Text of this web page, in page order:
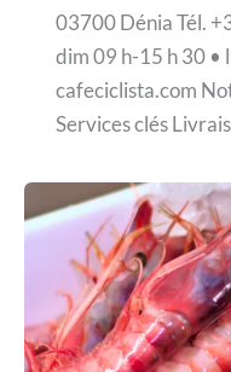
03700 Dénia Tél.
dim 09 h-15 h 30 •
cafeciclista.com
Services clés